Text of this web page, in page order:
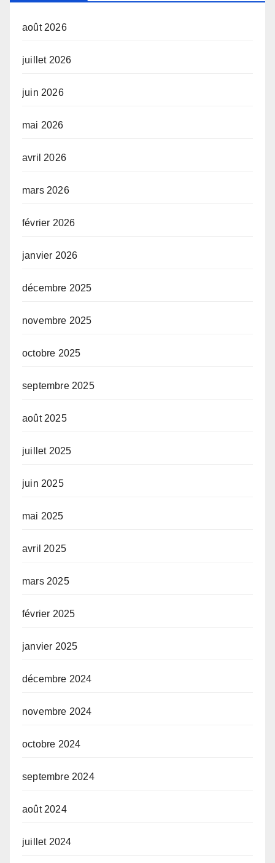
août 2026
juillet 2026
juin 2026
mai 2026
avril 2026
mars 2026
février 2026
janvier 2026
décembre 2025
novembre 2025
octobre 2025
septembre 2025
août 2025
juillet 2025
juin 2025
mai 2025
avril 2025
mars 2025
février 2025
janvier 2025
décembre 2024
novembre 2024
octobre 2024
septembre 2024
août 2024
juillet 2024